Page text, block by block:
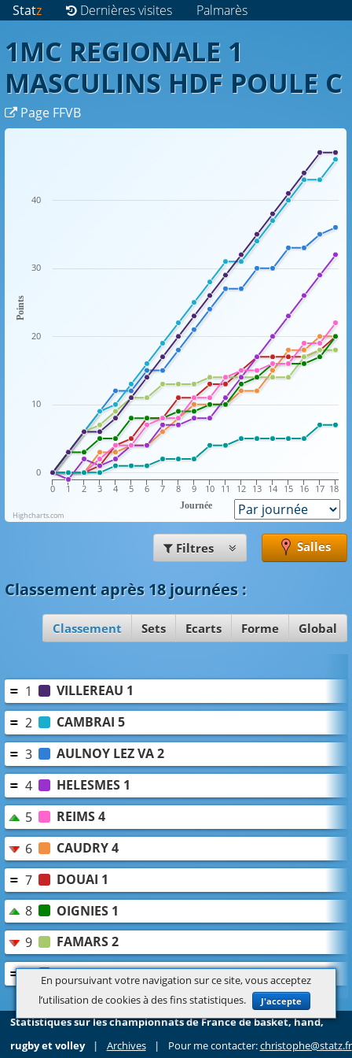
Statz Dernières visites Palmarès
1MC REGIONALE 1
MASCULINS HDF POULE C
Page FFVB
Journée
Points
0 1 2 3 4 5 6 7 8 9 10 11 12 13 14 15 16 17 18
0
10
20
30
40
Highcharts.com
Filtres Salles
Classement après 18 journées:
Classement Sets Ecarts Forme Global
1
VILLEREAU 1
2
CAMBRAI 5
3
AULNOY LEZ VA 2
4
HELESMES 1
5
REIMS 4
6
CAUDRY 4
7
DOUAI 1
8
OIGNIES 1
9
FAMARS 2
10
SAINT AMAND 1
En poursuivant votre navigation sur ce site, vous acceptez
l’utilisation de cookies à des fins statistiques.
J'accepte
Statistiques sur les championnats de France de basket, hand,
rugby et volley
| Archives | Pour me contacter:christophe@statz.fr